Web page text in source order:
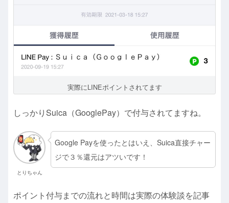
実際にLINEポイントされてます
しっかりSuica（GooglePay）で付与されてますね。
とりちゃん
Google Payを使ったとはいえ、Suica直接チャー
ジで３％還元はアツいです！
ポイント付与までの流れと時間は実際の体験談を記事